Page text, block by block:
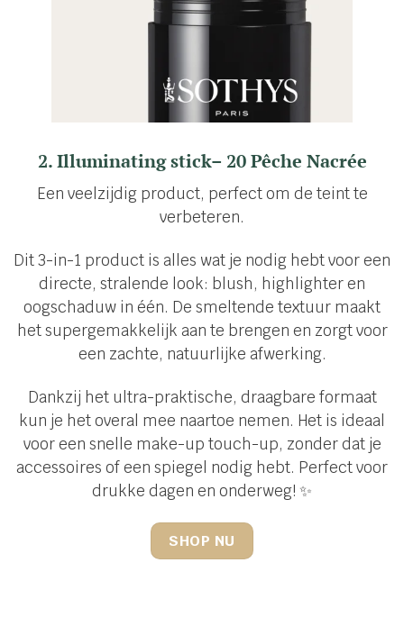
2. Illuminating stick– 20 Pêche Nacrée
Een veelzijdig product, perfect om de teint te
verbeteren.
Dit 3-in-1 product is alles wat je nodig hebt voor een
directe, stralende look: blush, highlighter en
oogschaduw in één. De smeltende textuur maakt
het supergemakkelijk aan te brengen en zorgt voor
een zachte, natuurlijke afwerking.
Dankzij het ultra-praktische, draagbare formaat
kun je het overal mee naartoe nemen. Het is ideaal
voor een snelle make-up touch-up, zonder dat je
accessoires of een spiegel nodig hebt. Perfect voor
drukke dagen en onderweg! ✨
SHOP NU